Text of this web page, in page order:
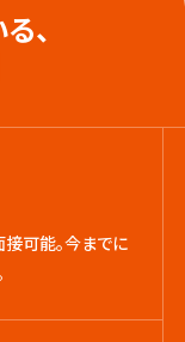
、
可能。今までに